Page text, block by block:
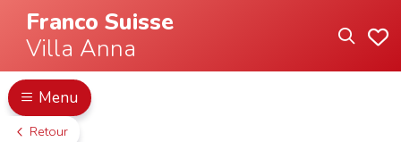
Franco Suisse
Villa Anna
Menu
Retour